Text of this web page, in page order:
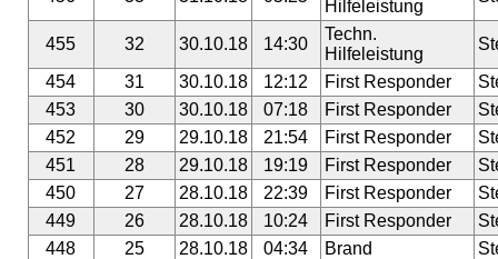
Hilfeleistung
455 32 30.10.18 14:30
Techn.
Hilfeleistung
454
31 30.10.18 12:12 First Responder
453
30 30.10.18 07:18 First Responder
452
29 29.10.18 21:54 First Responder
451
28 29.10.18 19:19 First Responder
450
27 28.10.18 22:39 First Responder
449
26 28.10.18 10:24 First Responder
448
25 28.10.18 04:34 Brand